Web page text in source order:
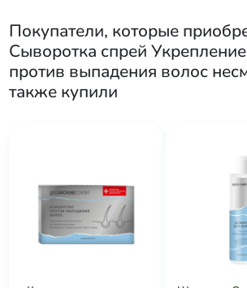
Покупатели, которые
Сыворотка спрей
против выпадения волос
также купили